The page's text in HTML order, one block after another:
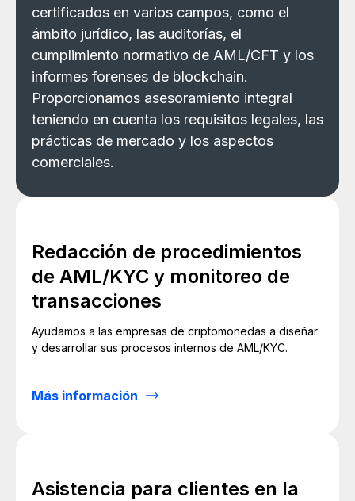
certificados en varios campos, como el
ámbito jurídico, las auditorías, el
cumplimiento normativo de AML/CFT y los
informes forenses de blockchain.
Proporcionamos asesoramiento integral
teniendo en cuenta los requisitos legales, las
prácticas de mercado y los aspectos
comerciales.
Redacción de procedimientos
de AML/KYC y monitoreo de
transacciones
Ayudamos a las empresas de criptomonedas a diseñar
y desarrollar sus procesos internos de AML/KYC.
Más información
Asistencia para clientes en la